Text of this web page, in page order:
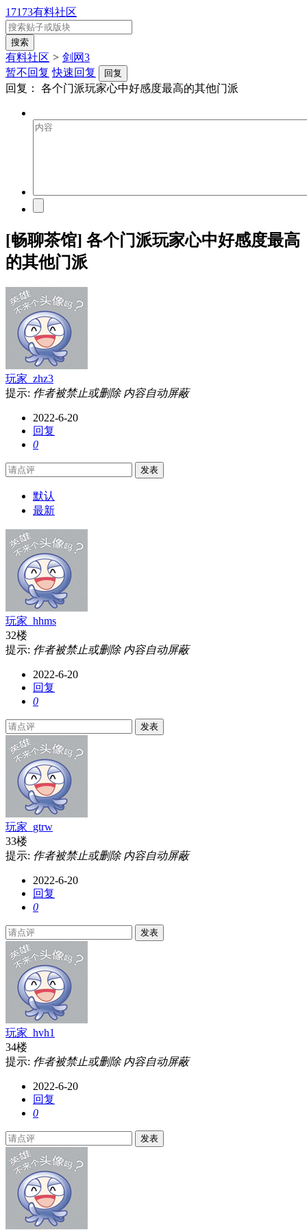
17173有料社区
有料社区 > 剑网3
暂不回复 快速回复 回复
回复： 各个门派玩家心中好感度最高的其他门派
[畅聊茶馆] 各个门派玩家心中好感度最高
的其他门派
玩家_zhz3
提示: 作者被禁止或删除 内容自动屏蔽
2022-6-20
回复
0
发表
默认
最新
玩家_hhms
32楼
提示: 作者被禁止或删除 内容自动屏蔽
2022-6-20
回复
0
发表
玩家_gtrw
33楼
提示: 作者被禁止或删除 内容自动屏蔽
2022-6-20
回复
0
发表
玩家_hvh1
34楼
提示: 作者被禁止或删除 内容自动屏蔽
2022-6-20
回复
0
发表